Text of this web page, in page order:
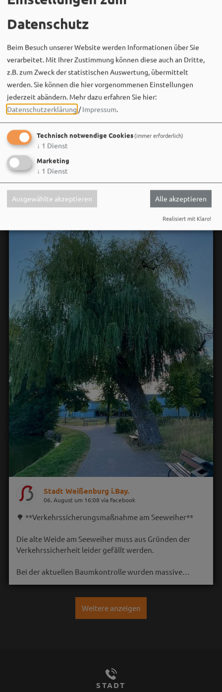
Bergwaldtheater
06. August um 18:08 via Facebook
Sei wie Luisa & Chiara!
Komm am 08.08. ins Bergwaldtheater und hol dir deinen
neuen Ohrwurm. 🎤✨
Gute Musik, beste Stimmung und ein Sommerabend,
der im Kopf bleibt. 🌿🎵
Stadt Weißenburg i.Bay.
06. August um 16:08 via Facebook
🌳 **Verkehrssicherungsmaßnahme am Seeweiher**
Die alte Weide am Seeweiher muss aus Gründen der
Verkehrssicherheit leider gefällt werden.
Bei der aktuellen Baumkontrolle wurden massive…
Weitere anzeigen
STADT
Datenschutz
Beim Besuch unserer Website werden Informationen über Sie
verarbeitet. Mit Ihrer Zustimmung können diese auch an Dritte,
z.B. zum Zweck der statistischen Auswertung, übermittelt
werden. Sie können die hier vorgenommenen Einstellungen
jederzeit abändern. Mehr dazu erfahren Sie hier:
Datenschutzerklärung /Impressum.
Technisch notwendige Cookies(immer erforderlich)
↓ 1 Dienst
Marketing
↓ 1 Dienst
Ausgewählte akzeptieren Alle akzeptieren
Realisiert mit Klaro!